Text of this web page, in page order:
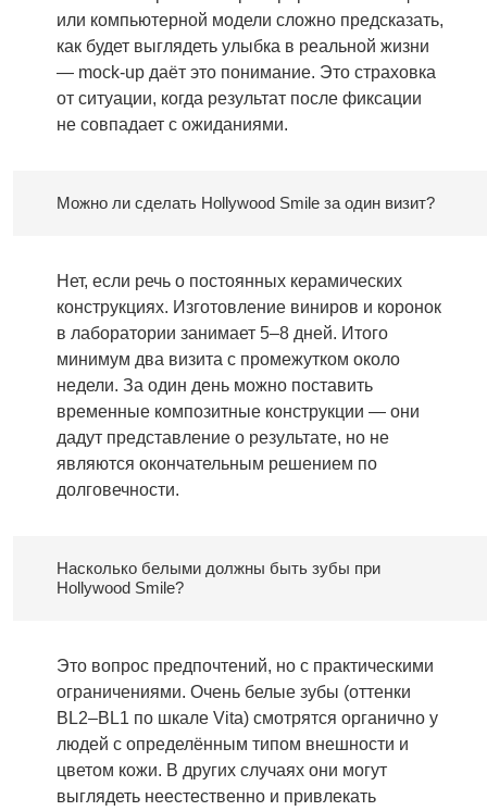
или компьютерной модели сложно предсказать,
как будет выглядеть улыбка в реальной жизни
— mock-up даёт это понимание. Это страховка
от ситуации, когда результат после фиксации
не совпадает с ожиданиями.
Можно ли сделать Hollywood Smile за один визит?
Нет, если речь о постоянных керамических
конструкциях. Изготовление виниров и коронок
в лаборатории занимает 5–8 дней. Итого
минимум два визита с промежутком около
недели. За один день можно поставить
временные композитные конструкции — они
дадут представление о результате, но не
являются окончательным решением по
долговечности.
Насколько белыми должны быть зубы при
Hollywood Smile?
Это вопрос предпочтений, но с практическими
ограничениями. Очень белые зубы (оттенки
BL2–BL1 по шкале Vita) смотрятся органично у
людей с определённым типом внешности и
цветом кожи. В других случаях они могут
выглядеть неестественно и привлекать